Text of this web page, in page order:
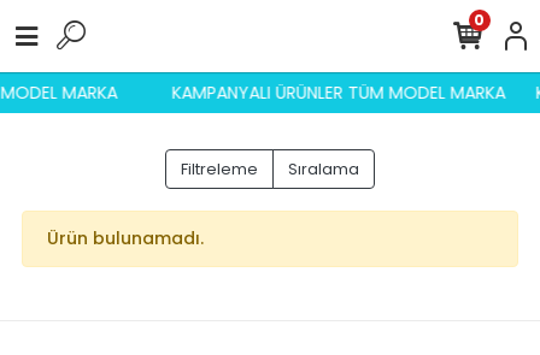
MARKA KAMPANYALI ÜRÜNLER TÜM MODEL MARKA
0
Filtreleme Sıralama
Ürün bulunamadı.